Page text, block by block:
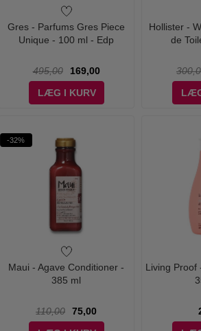
Gres - Parfums Gres Piece
Unique - 100 ml - Edp
495,00
169,00
LÆG I KURV
Hollister -
de
-32%
Maui - Agave Conditioner -
385 ml
110,00
75,00
Living Proof